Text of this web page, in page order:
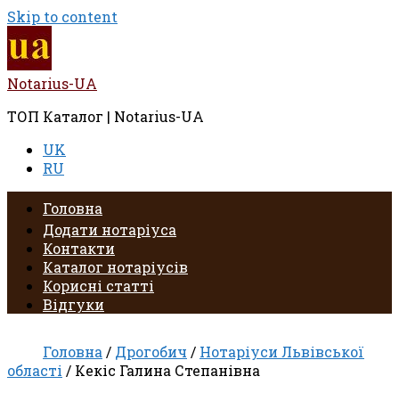
Skip to content
Notarius-UA
ТОП Каталог | Notarius-UA
UK
RU
Головна
Додати нотаріуса
Контакти
Каталог нотаріусів
Корисні статті
Відгуки
Головна / Дрогобич / Нотаріуси Львівської
області / Кекіс Галина Степанівна